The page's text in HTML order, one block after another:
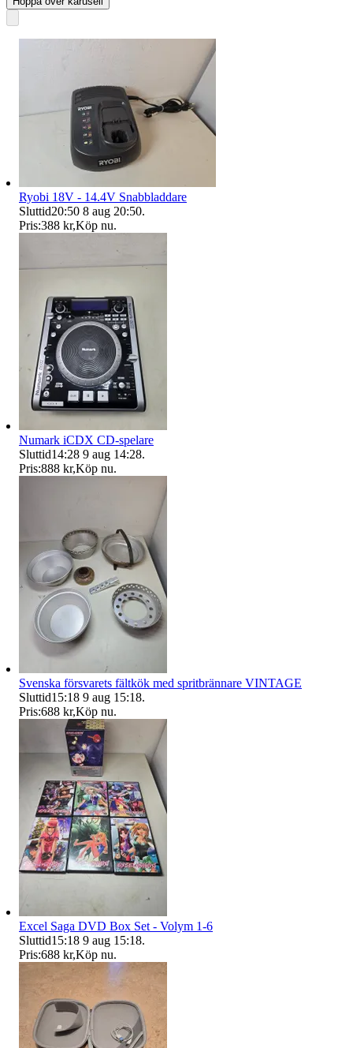
Ryobi 18V - 14.4V Snabbladdare
Sluttid20:50 8 aug 20:50.
Pris:388 kr,Köp nu.
Numark iCDX CD-spelare
Sluttid14:28 9 aug 14:28.
Pris:888 kr,Köp nu.
Svenska försvarets fältkök med spritbrännare VINTAGE
Sluttid15:18 9 aug 15:18.
Pris:688 kr,Köp nu.
Excel Saga DVD Box Set - Volym 1-6
Sluttid15:18 9 aug 15:18.
Pris:688 kr,Köp nu.